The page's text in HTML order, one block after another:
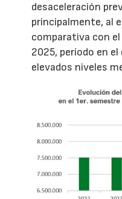
desaceleración
principalmente, al
comparativa con
2025, período en
elevados niveles